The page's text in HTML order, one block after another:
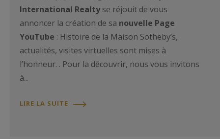
International Realtyse réjouit de vous
annoncer la création de sa nouvelle Page
YouTube : Histoire de la Maison Sotheby’s,
actualités, visites virtuelles sont mises à
l’honneur. . Pour la découvrir, nous vous invitons
à...
LIRE LA SUITE